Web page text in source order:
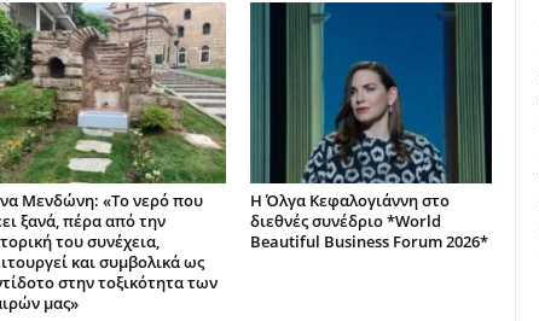
Μενδώνη: «Το νερό που
ξανά, πέρα από την
του συνέχεια,
και συμβολικά ως
στην τοξικότητα των
μας»
Η Όλγα Κεφαλογιάννη στο
διεθνές συνέδριο *World
Beautiful Business Forum 2026*